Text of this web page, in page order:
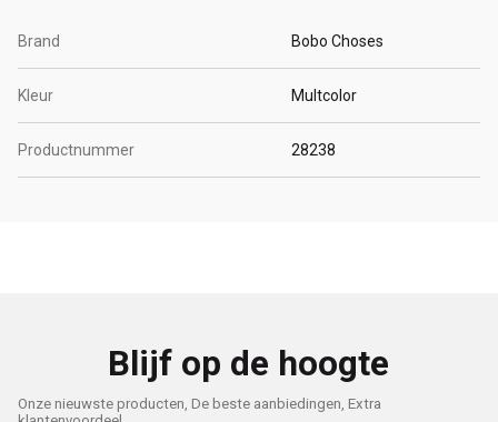
Brand Bobo Choses
Kleur Multcolor
Productnummer 28238
Blijf op de hoogte
Onze nieuwste producten, De beste aanbiedingen, Extra